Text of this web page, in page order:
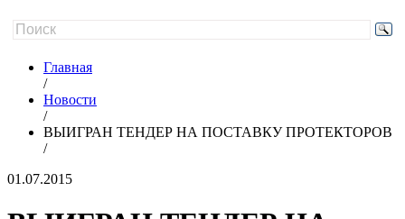
Главная
/
Новости
/
ВЫИГРАН ТЕНДЕР НА ПОСТАВКУ ПРОТЕКТОРОВ
/
01.07.2015